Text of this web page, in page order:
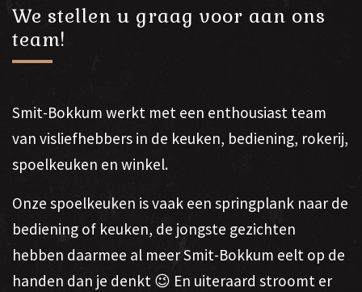
We stellen u graag voor aan ons
team!
Smit-Bokkum werkt met een enthousiast team
van visliefhebbers in de keuken, bediening, rokerij,
spoelkeuken en winkel.
Onze spoelkeuken is vaak een springplank naar de
bediening of keuken, de jongste gezichten
hebben daarmee al meer Smit-Bokkum eelt op de
handen dan je denkt 😉 En uiteraard stroomt er